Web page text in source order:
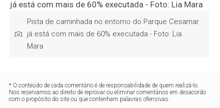
Pista de caminhada no entorno do Parque Cesamar
já está com mais de 60% executada - Foto: Lia
Mara
* O conteúdo de cada comentário é de responsabilidade de quem realizá-lo.
Nos reservamos ao direito de reprovar ou eliminar comentários em desacordo
com o propósito do site ou que contenham palavras ofensivas.